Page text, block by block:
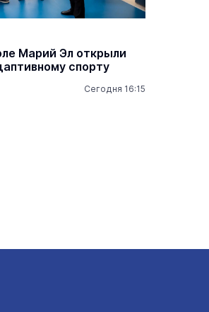
Марий Эл открыли
спорту
Сегодня 16:15